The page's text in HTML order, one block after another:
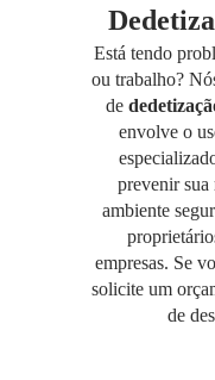
Está tendo
ou trabalho?
de
envolve o
prevenir sua
ambiente
empresas. Se
solicite um
de